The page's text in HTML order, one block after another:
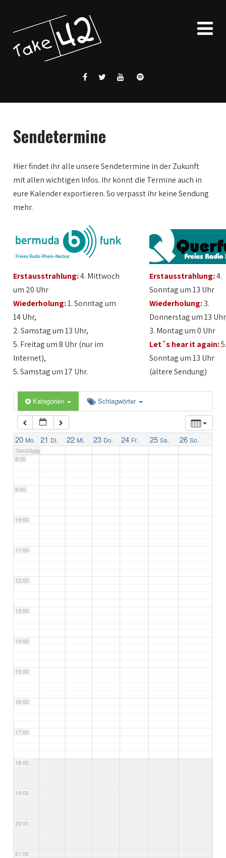
Sendetermine
Hier findet ihr alle unsere Sendetermine in der Zukunft
mit allen wichtigen Infos. Ihr könnt die Termine auch in
eure Kalender exportieren. So verpasst ihr keine Sendung
mehr.
Erstausstrahlung:4. Mittwoch
um 20 Uhr
Wiederholung:1. Sonntag um
14 Uhr,
2. Samstag um 13 Uhr,
5. Freitag um 8 Uhr (nur im
Internet),
5. Samstag um 17 Uhr.
Erstausstrahlung:4.
Sonntag um 13 Uhr
Wiederholung:3.
Donnerstag um 13
3. Montag um 0 Uhr
Let´s hear it again:
Sonntag um 13 Uhr
(ältere Sendung)
Kategorien Schlagwörter
20 Mo. 21 Di. 22 Mi. 23 Do. 24 Fr. 25 Sa. 26 So.
Ganztägig
1:00
2:00
3:00
5:00
6:00
7:00
8:00
9:00
10:00
11:00
12:00
13:00
14:00
15:00
16:00
17:00
18:00
19:00
20:00
21:00